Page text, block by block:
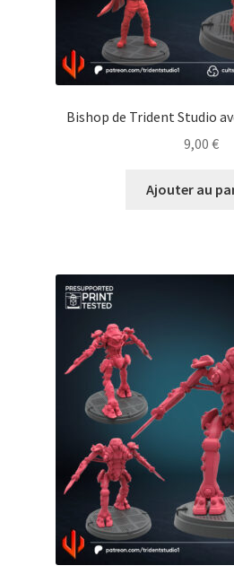
Bishop de Trident Studio
9,00 €
Ajouter au